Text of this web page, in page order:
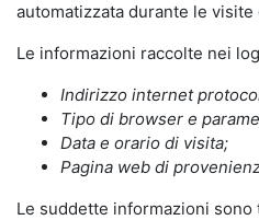
automatizzata durante le
Le informazioni raccolte nei
Indirizzo internet
Tipo di browser e
Data e orario di visita;
Pagina web di
Le suddette informazioni